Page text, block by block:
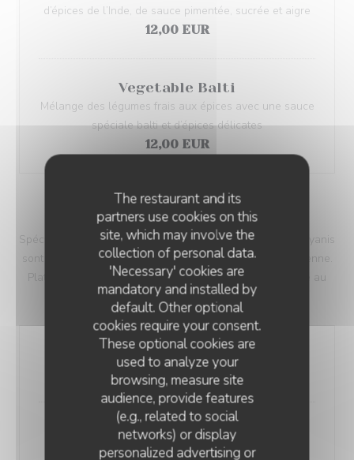
The restaurant and its
partners use cookies on this
site, which may involve the
collection of personal data.
'Necessary' cookies are
mandatory and installed by
default. Other optional
cookies require your consent.
These optional cookies are
used to analyze your
browsing, measure site
audience, provide features
(e.g., related to social
networks) or display
personalized advertising or
d’épices de l’Inde, de sauce pimentée, sucrée et aigre
12,00 EUR
Vegetable Balti
Mélange des légumes frais aux épices avec une sauce
spéciale balti et d’épices délicates
12,00 EUR
BIRYANIS
Spécialités à base de riz basmati safrané, d’épices. Les biryanis
sont parmi les mets les plus populaires de la cuisine indienne.
Plats complets et copieux, ils sont servis avec une sauce au
curry ou raita (yaourt fait maison aux crudités)
Biryani Végétarien
14,00 EUR
Poulet Tikka Biryani
16,00 EUR